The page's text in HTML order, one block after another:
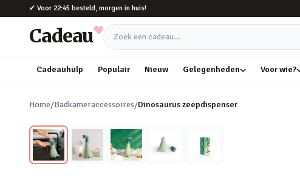
Naar hoofdinhoud
✔ Voor 22:45 besteld, morgen in huis!
Cadeau Zoek een cadeau
Cadeauhulp Populair Nieuw Gelegenheden Voor wie?
Home/Badkameraccessoires/Dinosaurus zeepdispenser